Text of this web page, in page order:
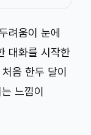
려움이 눈에
대화를 시작한
음 한두 달이
느낌이